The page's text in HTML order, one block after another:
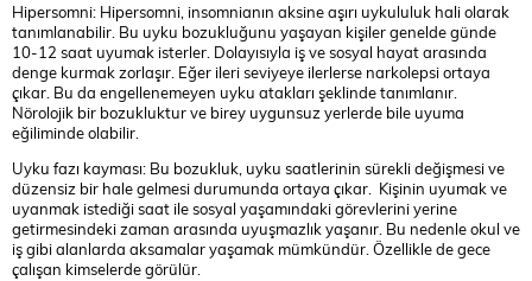
Hipersomni: Hipersomni, insomnianın aksine aşırı uykululuk hali olarak
tanımlanabilir. Bu uyku bozukluğunu yaşayan kişiler genelde günde
10-12 saat uyumak isterler. Dolayısıyla iş ve sosyal hayat arasında
denge kurmak zorlaşır. Eğer ileri seviyeye ilerlerse narkolepsi ortaya
çıkar. Bu da engellenemeyen uyku atakları şeklinde tanımlanır.
Nörolojik bir bozukluktur ve birey uygunsuz yerlerde bile uyuma
eğiliminde olabilir.
Uyku fazı kayması: Bu bozukluk, uyku saatlerinin sürekli değişmesi ve
düzensiz bir hale gelmesi durumunda ortaya çıkar. Kişinin uyumak ve
uyanmak istediği saat ile sosyal yaşamındaki görevlerini yerine
getirmesindeki zaman arasında uyuşmazlık yaşanır. Bu nedenle okul ve
iş gibi alanlarda aksamalar yaşamak mümkündür. Özellikle de gece
çalışan kimselerde görülür.